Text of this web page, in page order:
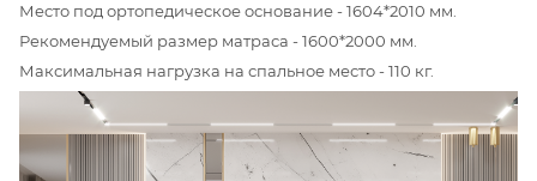
Место под ортопедическое основание - 1604*2010 мм.
Рекомендуемый размер матраса - 1600*2000 мм.
Максимальная нагрузка на спальное место - 110 кг.